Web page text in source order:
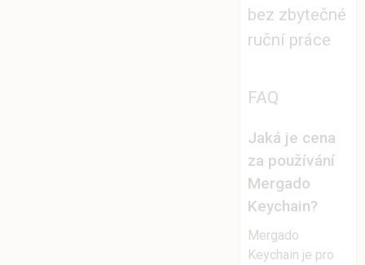
bez zbytečné
ruční práce
FAQ
Jaká je cena
za používání
Mergado
Keychain?
Mergado
Keychain je pro